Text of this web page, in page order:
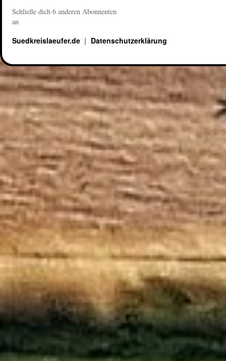
Schließe dich 6 anderen Abonnenten
an
Suedkreislaeufer.de Datenschutzerklärung